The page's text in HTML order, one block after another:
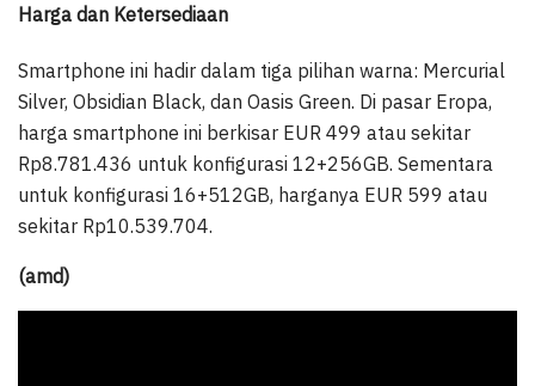
Harga dan Ketersediaan
Smartphone ini hadir dalam tiga pilihan warna: Mercurial
Silver, Obsidian Black, dan Oasis Green. Di pasar Eropa,
harga smartphone ini berkisar EUR 499 atau sekitar
Rp8.781.436 untuk konfigurasi 12+256GB. Sementara
untuk konfigurasi 16+512GB, harganya EUR 599 atau
sekitar Rp10.539.704.
(amd)